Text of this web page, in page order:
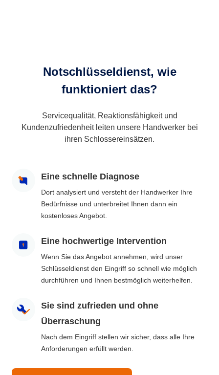
Notschlüsseldienst, wie
funktioniert das?
Servicequalität, Reaktionsfähigkeit und
Kundenzufriedenheit leiten unsere Handwerker bei
ihren Schlossereinsätzen.
Eine schnelle Diagnose
Dort analysiert und versteht der Handwerker Ihre
Bedürfnisse und unterbreitet Ihnen dann ein
kostenloses Angebot.
Eine hochwertige Intervention
Wenn Sie das Angebot annehmen, wird unser
Schlüsseldienst den Eingriff so schnell wie möglich
durchführen und Ihnen bestmöglich weiterhelfen.
Sie sind zufrieden und ohne
Überraschung
Nach dem Eingriff stellen wir sicher, dass alle Ihre
Anforderungen erfüllt werden.